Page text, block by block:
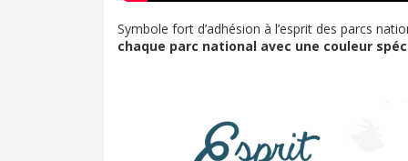
Symbole fort d’adhésion à l’esprit des parcs
chaque parc national avec une couleur